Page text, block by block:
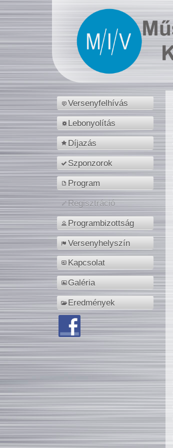
Versenyfelhívás
Lebonyolítás
Díjazás
Szponzorok
Program
Regisztráció
Programbizottság
Versenyhelyszín
Kapcsolat
Galéria
Eredmények